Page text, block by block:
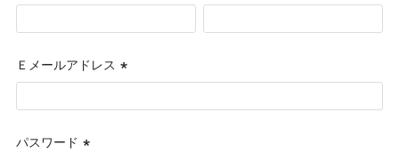
(必
須)
Ｅメールアドレス
(必
須)
パスワード